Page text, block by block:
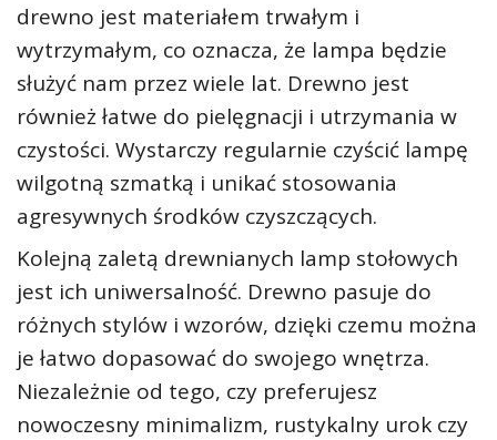
drewno jest materiałem trwałym i
wytrzymałym, co oznacza, że lampa będzie
służyć nam przez wiele lat. Drewno jest
również łatwe do pielęgnacji i utrzymania w
czystości. Wystarczy regularnie czyścić lampę
wilgotną szmatką i unikać stosowania
agresywnych środków czyszczących.
Kolejną zaletą drewnianych lamp stołowych
jest ich uniwersalność. Drewno pasuje do
różnych stylów i wzorów, dzięki czemu można
je łatwo dopasować do swojego wnętrza.
Niezależnie od tego, czy preferujesz
nowoczesny minimalizm, rustykalny urok czy